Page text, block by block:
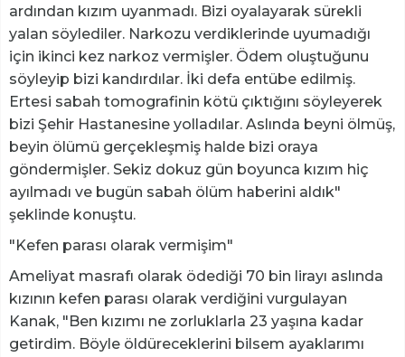
ardından kızım uyanmadı. Bizi oyalayarak sürekli
yalan söylediler. Narkozu verdiklerinde uyumadığı
için ikinci kez narkoz vermişler. Ödem oluştuğunu
söyleyip bizi kandırdılar. İki defa entübe edilmiş.
Ertesi sabah tomografinin kötü çıktığını söyleyerek
bizi Şehir Hastanesine yolladılar. Aslında beyni ölmüş,
beyin ölümü gerçekleşmiş halde bizi oraya
göndermişler. Sekiz dokuz gün boyunca kızım hiç
ayılmadı ve bugün sabah ölüm haberini aldık"
şeklinde konuştu.
"Kefen parası olarak vermişim"
Ameliyat masrafı olarak ödediği 70 bin lirayı aslında
kızının kefen parası olarak verdiğini vurgulayan
Kanak, "Ben kızımı ne zorluklarla 23 yaşına kadar
getirdim. Böyle öldüreceklerini bilsem ayaklarımı